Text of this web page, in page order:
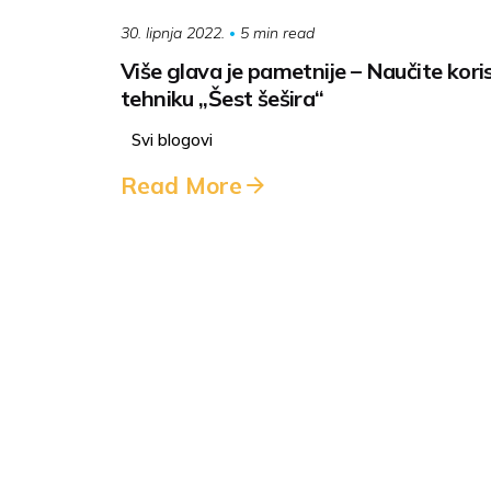
30. lipnja 2022. 5 min read
Više glava je pametnije – Naučite
tehniku „Šest šešira“
Svi blogovi
Read More